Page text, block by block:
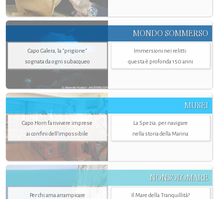
MONDO SOMMERSO
Capo Galera, la "prigione"
sognata da ogni subacqueo
Immersioni nei relitti:
questa è profonda 150 anni
MUSEI
Capo Horn fa rivivere imprese
ai confini dell’impossibile
La Spezia. per navigare
nella storia della Marina
NONSOLOMARE
Per chi ama arrampicare
Il Mare della Tranquillità?